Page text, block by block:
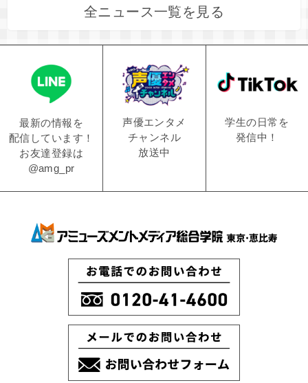
全ニュース一覧を見る
最新の情報を
配信しています！
お友達登録は
@amg_pr
声優エンタメ
チャンネル
放送中
学生の日常を
発信中！